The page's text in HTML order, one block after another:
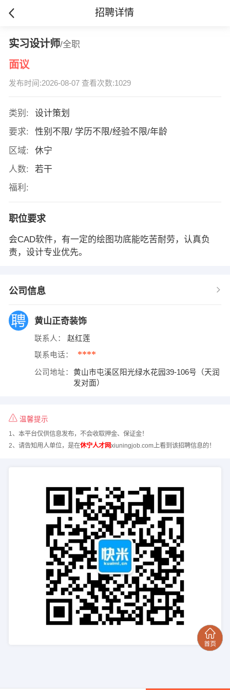
招聘详情
实习设计师/全职
面议
发布时间:2026-08-07 查看次数:1029
类别:
设计策划
要求:
性别不限/ 学历不限/经验不限/年龄
区域:
休宁
人数:
若干
福利:
职位要求
会CAD软件，有一定的绘图功底能吃苦耐劳，认真负
责，设计专业优先。
公司信息
黄山正奇装饰
联系人： 赵红莲
联系电话： ****
公司地址：
黄山市屯溪区阳光绿水花园39-106号（天润
发对面）
温馨提示
1、本平台仅供信息发布，不会收取押金、保证金！
2、请告知用人单位，是在休宁人才网xiuningjob.com上看到该招聘信息的！